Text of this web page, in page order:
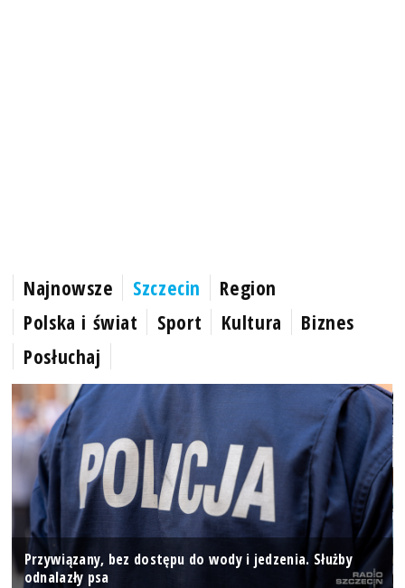
Najnowsze Szczecin
Region
Polska i świat
Sport Kultura
Biznes
Posłuchaj
Przywiązany, bez dostępu do wody i jedzenia. Służby
odnalazły psa